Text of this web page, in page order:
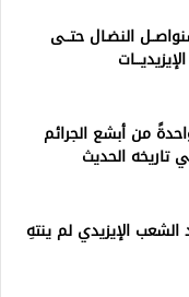
النضـال حتــى
من أبشع الجرائم
الحديث
الإيزيدي لم ينتهِ